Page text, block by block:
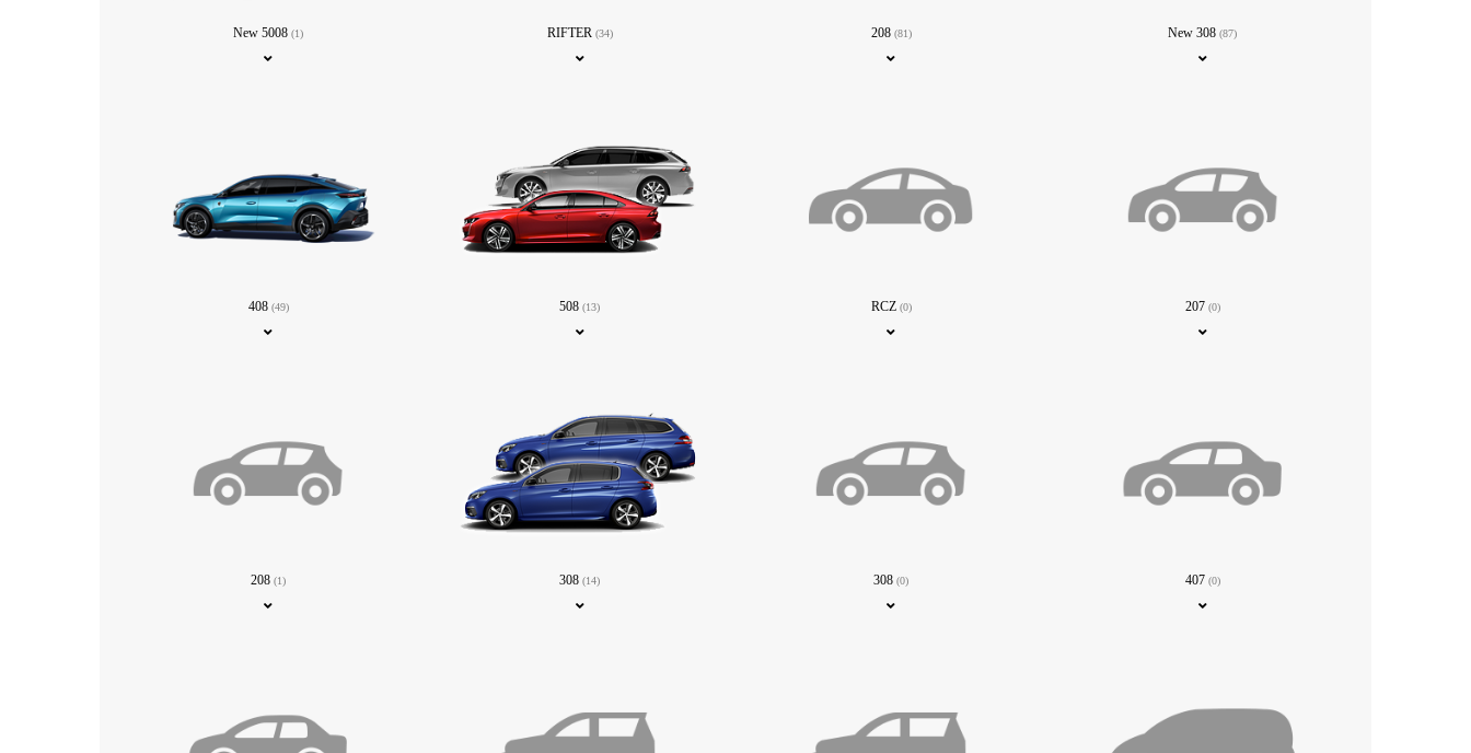
New 5008(1) RIFTER (34) 208 (81) New 308(87)
408 (49) 508(13) RCZ (0) 207 (0)
208(1) 308(14) 308(0) 407 (0)